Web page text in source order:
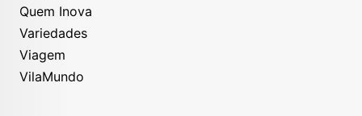
Quem Inova
Variedades
Viagem
VilaMundo